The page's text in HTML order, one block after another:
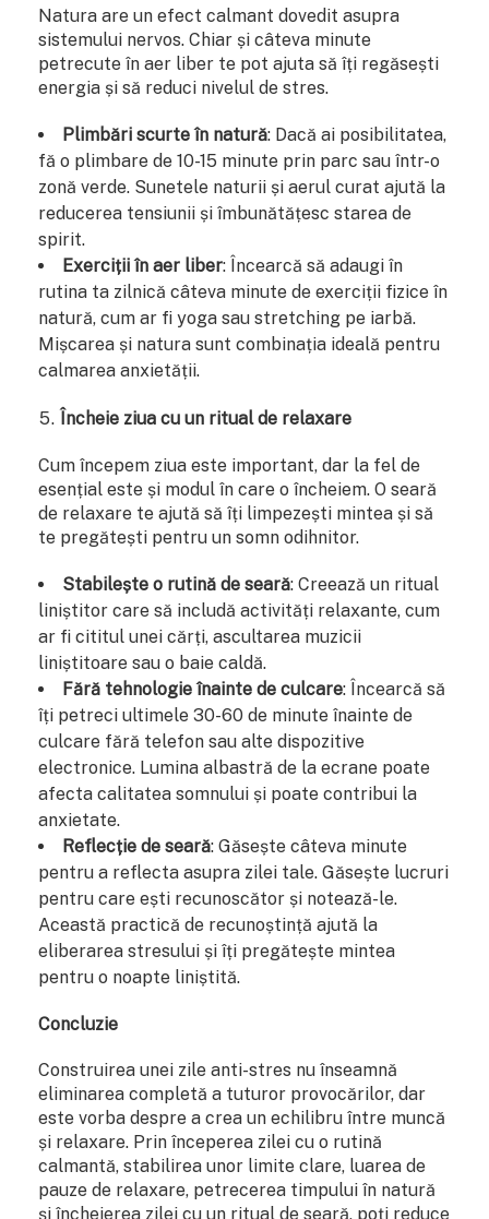
Natura are un efect calmant dovedit asupra
sistemului nervos. Chiar și câteva minute
petrecute în aer liber te pot ajuta să îți regăsești
energia și să reduci nivelul de stres.
Plimbări scurte în natură: Dacă ai posibilitatea,
fă o plimbare de 10-15 minute prin parc sau într-o
zonă verde. Sunetele naturii și aerul curat ajută la
reducerea tensiunii și îmbunătățesc starea de
spirit.
Exerciții în aer liber: Încearcă să adaugi în
rutina ta zilnică câteva minute de exerciții fizice în
natură, cum ar fi yoga sau stretching pe iarbă.
Mișcarea și natura sunt combinația ideală pentru
calmarea anxietății.
Încheie ziua cu un ritual de relaxare
Cum începem ziua este important, dar la fel de
esențial este și modul în care o încheiem. O seară
de relaxare te ajută să îți limpezești mintea și să
te pregătești pentru un somn odihnitor.
Stabilește o rutină de seară: Creează un ritual
liniștitor care să includă activități relaxante, cum
ar fi cititul unei cărți, ascultarea muzicii
liniștitoare sau o baie caldă.
Fără tehnologie înainte de culcare: Încearcă să
îți petreci ultimele 30-60 de minute înainte de
culcare fără telefon sau alte dispozitive
electronice. Lumina albastră de la ecrane poate
afecta calitatea somnului și poate contribui la
anxietate.
Reflecție de seară: Găsește câteva minute
pentru a reflecta asupra zilei tale. Găsește lucruri
pentru care ești recunoscător și notează-le.
Această practică de recunoștință ajută la
eliberarea stresului și îți pregătește mintea
pentru o noapte liniștită.
Concluzie
Construirea unei zile anti-stres nu înseamnă
eliminarea completă a tuturor provocărilor, dar
este vorba despre a crea un echilibru între muncă
și relaxare. Prin începerea zilei cu o rutină
calmantă, stabilirea unor limite clare, luarea de
pauze de relaxare, petrecerea timpului în natură
și încheierea zilei cu un ritual de seară, poți reduce